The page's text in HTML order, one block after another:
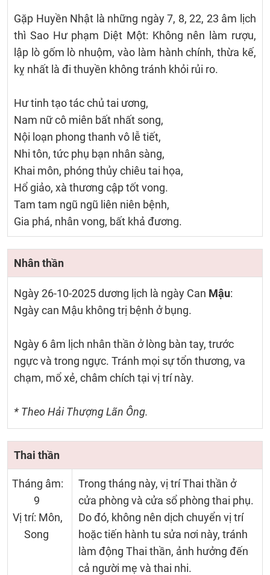
Gặp Huyền Nhật là những ngày 7, 8, 22, 23 âm lịch
thì Sao Hư phạm Diệt Một: Không nên làm rượu,
lập lò gốm lò nhuộm, vào làm hành chính, thừa kế,
kỵ nhất là đi thuyền không tránh khỏi rủi ro.
Hư tinh tạo tác chủ tai ương,
Nam nữ cô miên bất nhất song,
Nội loạn phong thanh vô lễ tiết,
Nhi tôn, tức phụ bạn nhân sàng,
Khai môn, phóng thủy chiêu tai họa,
Hổ giảo, xà thương cập tốt vong.
Tam tam ngũ ngũ liên niên bệnh,
Gia phá, nhân vong, bất khả đương.
Nhân thần
Ngày 26-10-2025 dương lịch là ngày Can Mậu:
Ngày can Mậu không trị bệnh ở bụng.
Ngày 6 âm lịch nhân thần ở lòng bàn tay, trước
ngực và trong ngực. Tránh mọi sự tổn thương, va
chạm, mổ xẻ, châm chích tại vị trí này.
* Theo Hải Thượng Lãn Ông.
Thai thần
Tháng âm:
9
Vị trí: Môn,
Song
Trong tháng này, vị trí Thai thần ở
cửa phòng và cửa sổ phòng thai phụ.
Do đó, không nên dịch chuyển vị trí
hoặc tiến hành tu sửa nơi này, tránh
làm động Thai thần, ảnh hưởng đến
cả người mẹ và thai nhi.